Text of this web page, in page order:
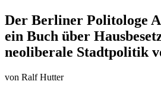
Der Berliner Politologe
ein Buch über
neoliberale Stadtpolitik
von Ralf Hutter